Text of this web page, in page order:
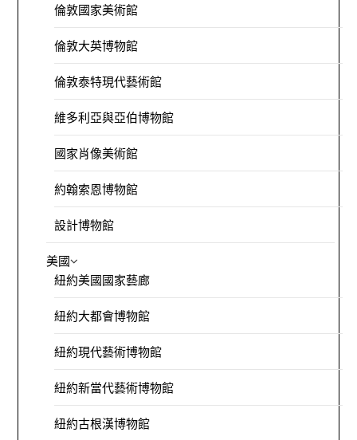
倫敦國家美術館
倫敦大英博物館
倫敦泰特現代藝術館
維多利亞與亞伯博物館
國家肖像美術館
約翰索恩博物館
設計博物館
美國
紐約美國國家藝廊
紐約大都會博物館
紐約現代藝術博物館
紐約新當代藝術博物館
紐約古根漢博物館